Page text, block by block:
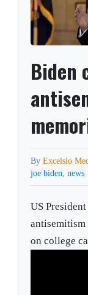
Biden
ByExcelsio
joe biden,news
US
on college